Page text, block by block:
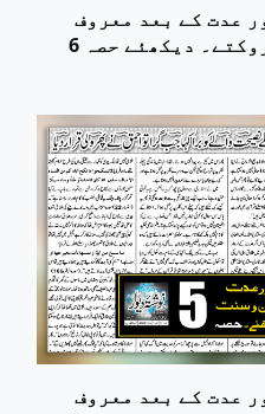
عدت کے بعد معروف
دیکھئے حصہ 6
عدت کے بعد معروف